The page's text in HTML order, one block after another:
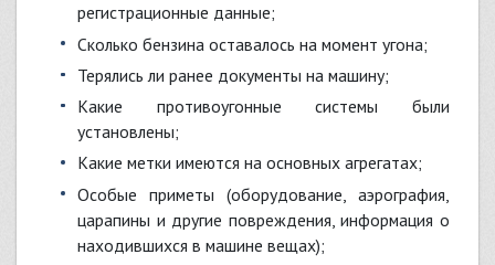
регистрационные данные;
сколько бензина оставалось на момент угона;
терялись ли ранее документы на машину;
какие противоугонные системы были
установлены;
какие метки имеются на основных агрегатах;
особые приметы (оборудование, аэрография,
царапины и другие повреждения, информация о
находившихся в машине вещах);